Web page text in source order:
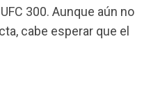
300. Aunque aún no
cabe esperar que el